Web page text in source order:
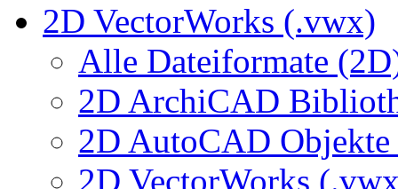
2D VectorWorks (.vwx)
Alle Dateiformate
2D ArchiCAD
2D AutoCAD
2D VectorWorks